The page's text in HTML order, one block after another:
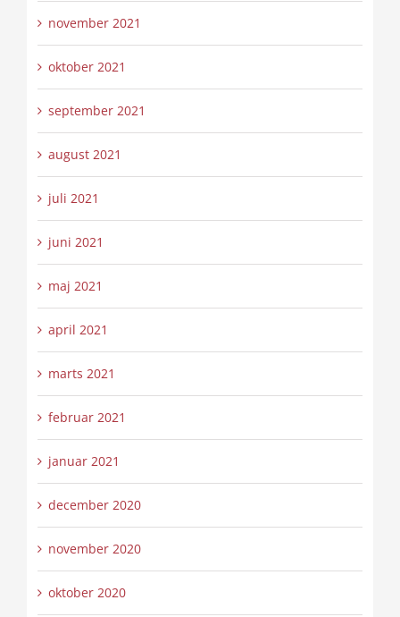
november 2021
oktober 2021
september 2021
august 2021
juli 2021
juni 2021
maj 2021
april 2021
marts 2021
februar 2021
januar 2021
december 2020
november 2020
oktober 2020